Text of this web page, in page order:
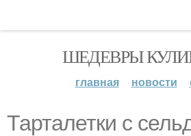
ШЕДЕВРЫ
главная новости
Тарталетки с